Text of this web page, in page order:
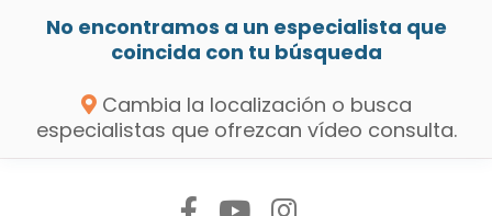
No encontramos a un especialista que
coincida con tu búsqueda
Cambia la localización o busca
especialistas que ofrezcan vídeo consulta.